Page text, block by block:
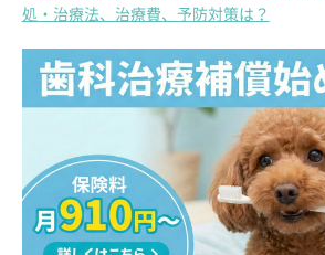
処・治療法、治療費、予防対策は？